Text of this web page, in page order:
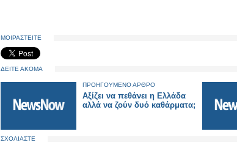
ΜΟΙΡΑΣΤΕΙΤΕ
ΔΕΙΤΕ ΑΚΟΜΑ
ΠΡΟΗΓΟΥΜΕΝΟ ΑΡΘΡΟ
Αξίζει να πεθάνει η Ελλάδα
αλλά να ζούν δυό καθάρματα;
ΣΧΟΛΙΑΣΤΕ